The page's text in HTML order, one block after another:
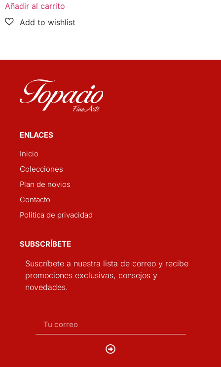
Añadir al carrito
ENLACES
Inicio
Colecciones
Plan de novios
Contacto
Politica de privacidad
SUBSCRÍBETE
Suscríbete a nuestra lista de correo y recibe
promociones exclusivas, consejos y
novedades.